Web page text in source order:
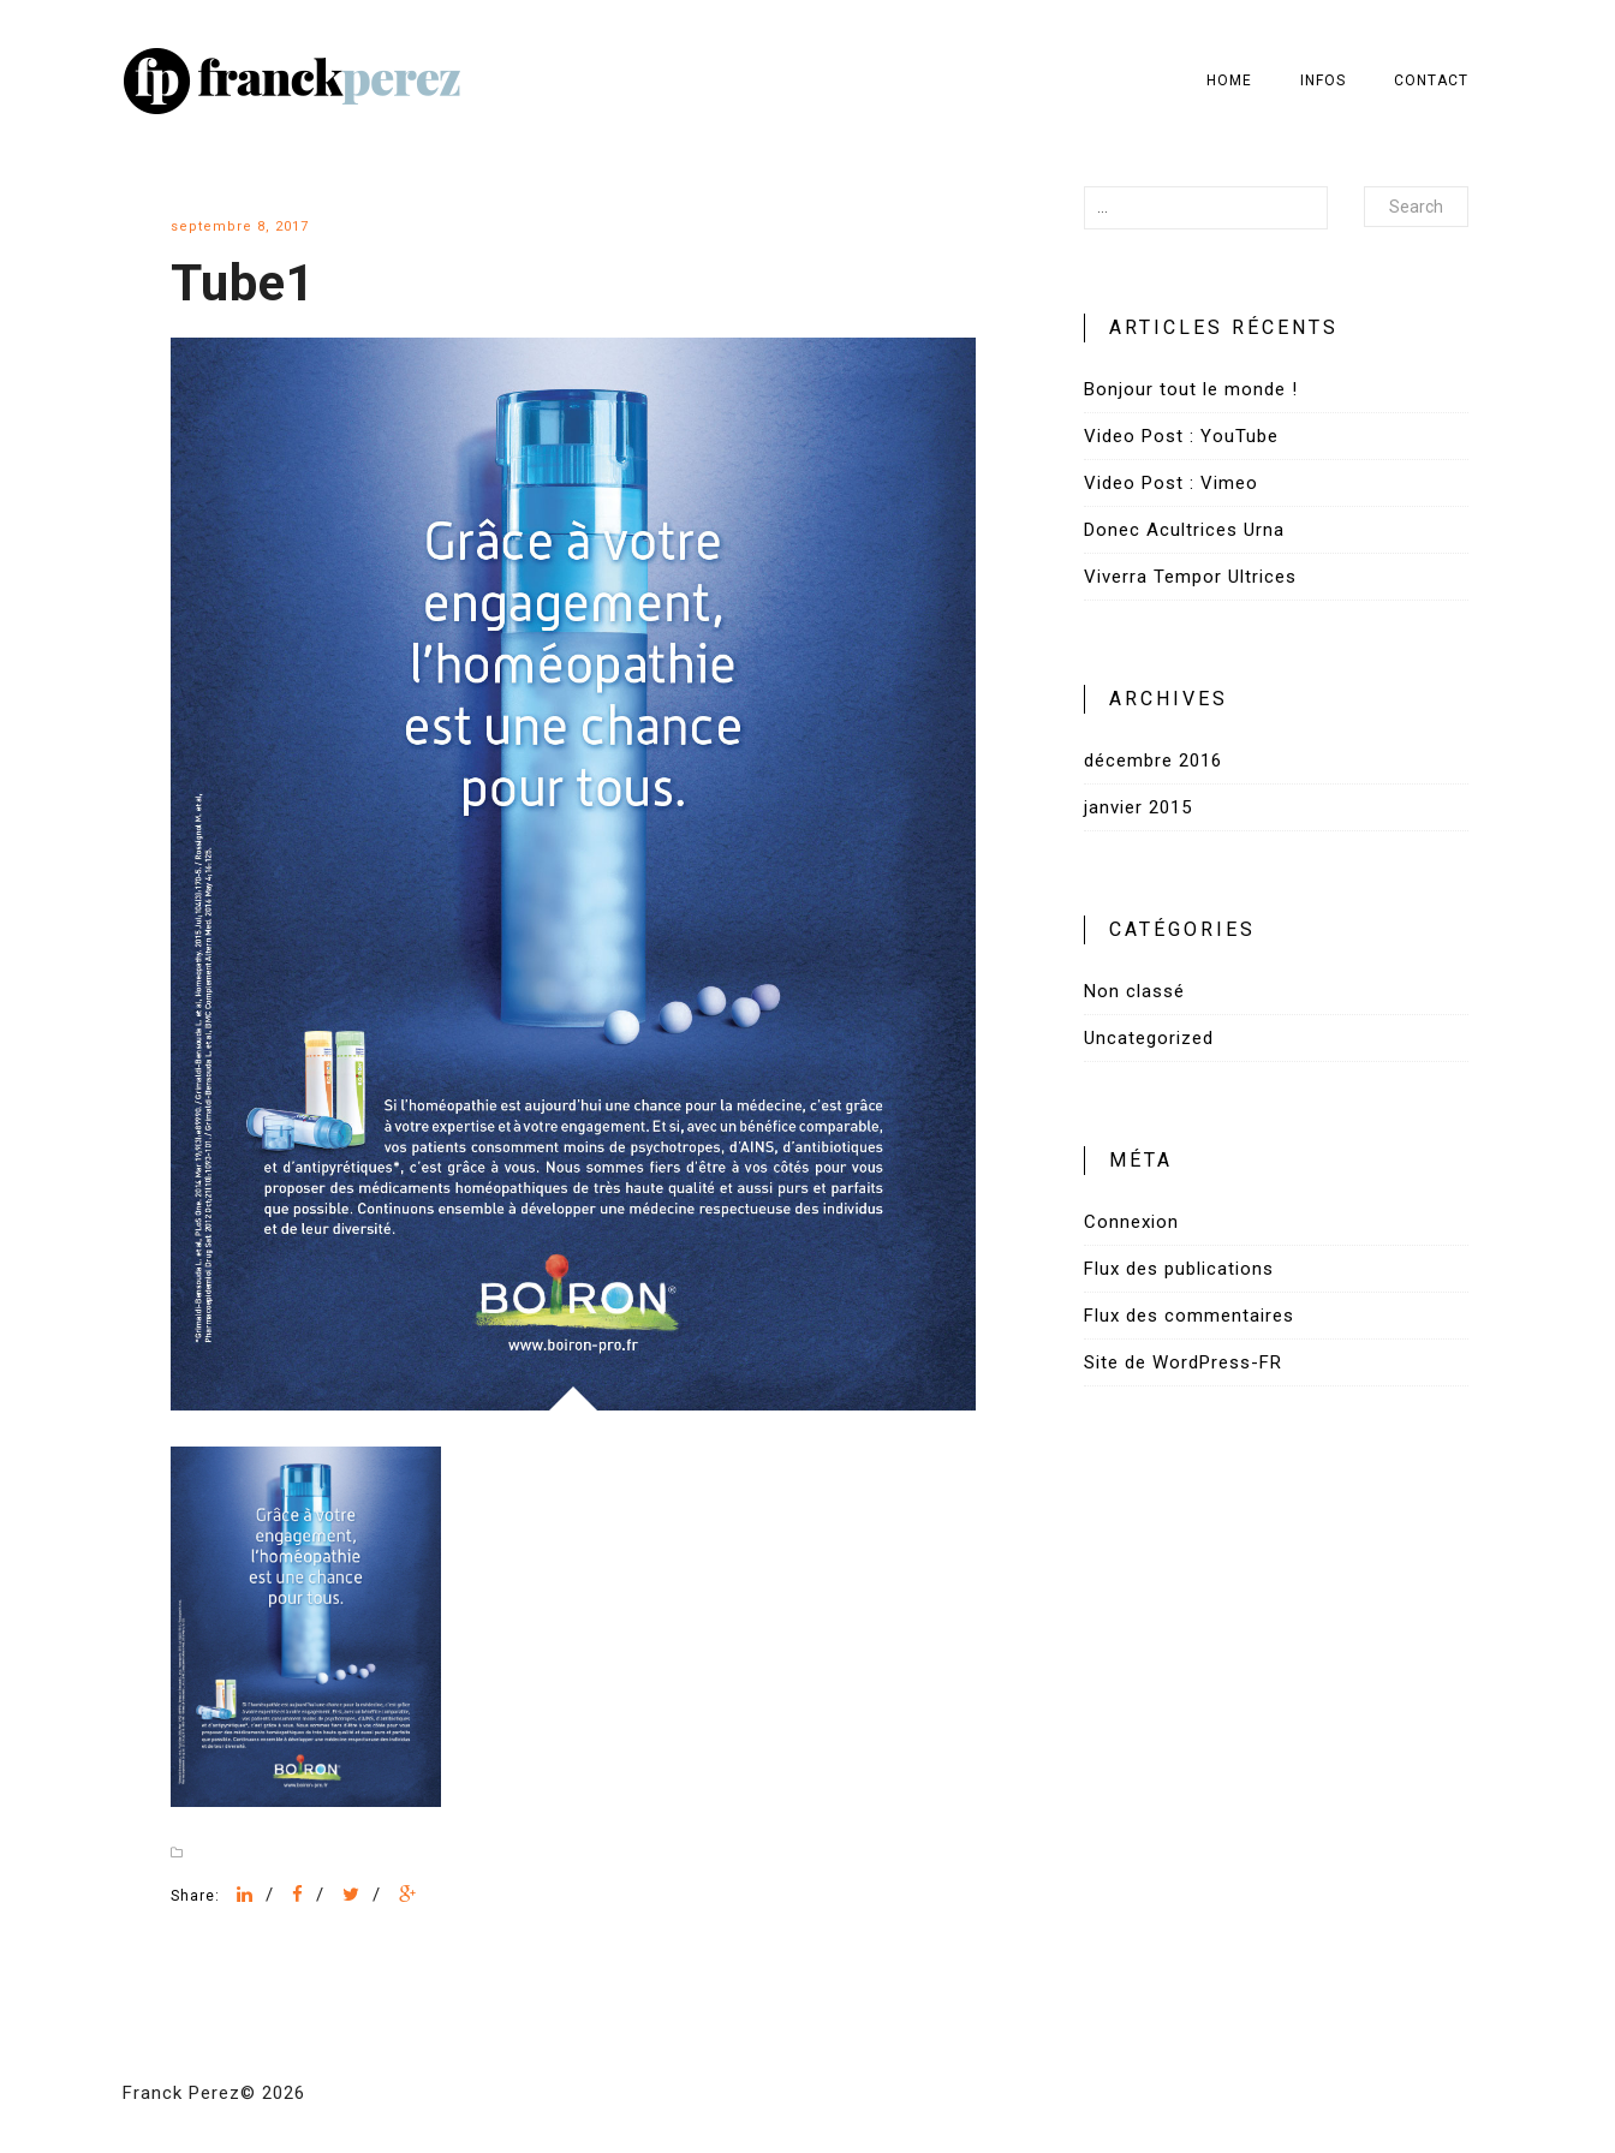
HOME INFOS CONTACT
septembre 8, 2017
Tube1
Share: / / /
Search
ARTICLES RÉCENTS
Bonjour tout le monde !
Video Post : YouTube
Video Post : Vimeo
Donec Acultrices Urna
Viverra Tempor Ultrices
ARCHIVES
décembre 2016
janvier 2015
CATÉGORIES
Non classé
Uncategorized
MÉTA
Connexion
Flux des publications
Flux des commentaires
Site de WordPress-FR
Franck Perez© 2026